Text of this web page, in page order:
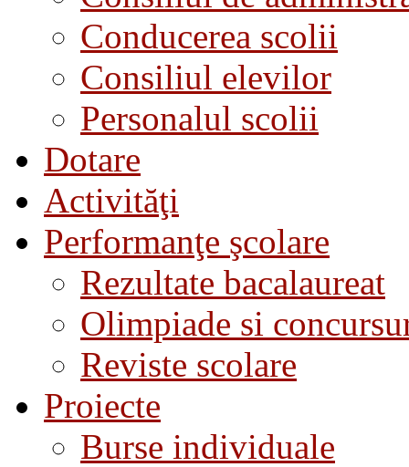
Conducerea scolii
Consiliul elevilor
Personalul scolii
Dotare
Activităţi
Performanţe şcolare
Rezultate bacalaureat
Olimpiade si
Reviste scolare
Proiecte
Burse individuale